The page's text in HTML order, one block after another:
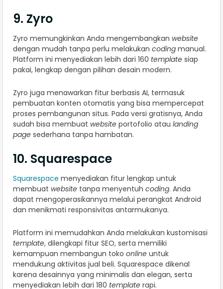
9. Zyro
Zyro memungkinkan Anda mengembangkan website
dengan mudah tanpa perlu melakukan coding manual.
Platform ini menyediakan lebih dari 160 template siap
pakai, lengkap dengan pilihan desain modern.
Zyro juga menawarkan fitur berbasis AI, termasuk
pembuatan konten otomatis yang bisa mempercepat
proses pembangunan situs. Pada versi gratisnya, Anda
sudah bisa membuat website portofolio atau landing
page sederhana tanpa hambatan.
10. Squarespace
Squarespace menyediakan fitur lengkap untuk
membuat website tanpa menyentuh coding. Anda
dapat mengoperasikannya melalui perangkat Android
dan menikmati responsivitas antarmukanya.
Platform ini memudahkan Anda melakukan kustomisasi
template, dilengkapi fitur SEO, serta memiliki
kemampuan membangun toko online untuk
mendukung aktivitas jual beli. Squarespace dikenal
karena desainnya yang minimalis dan elegan, serta
menyediakan lebih dari 180 template rapi.